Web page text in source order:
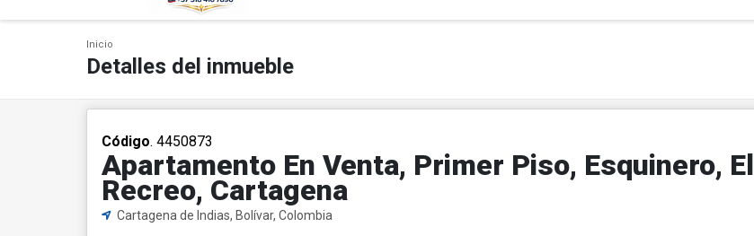
Inicio
Detalles del inmueble
Código. 4450873
Apartamento En Venta, Primer Piso, Esquinero, El
Recreo, Cartagena
Cartagena de Indias, Bolívar, Colombia